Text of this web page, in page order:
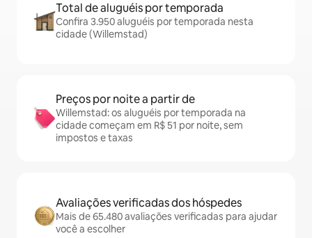
Total de aluguéis por temporada
Confira 3.950 aluguéis por temporada nesta
cidade (Willemstad)
Preços por noite a partir de
Willemstad: os aluguéis por temporada na
cidade começam em R$ 51 por noite, sem
impostos e taxas
Avaliações verificadas dos hóspedes
Mais de 65.480 avaliações verificadas para ajudar
você a escolher